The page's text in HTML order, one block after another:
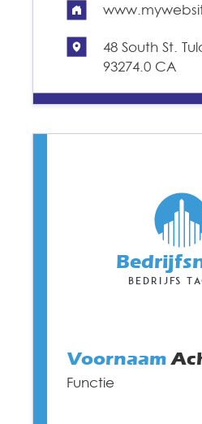
48 South St.
93274.0 CA
Functie
Voornaam
Bedrijfs